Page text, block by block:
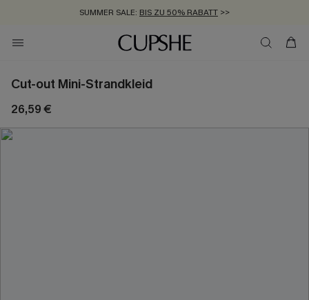
SUMMER SALE: BIS ZU 50% RABATT >>
ZUM NEWSLETTER:BIS ZU -20% EXTRA ERHALTEN
KOSTENLOSER VERSAND AB 89 €
Cut-out Mini-Strandkleid
26,59 €